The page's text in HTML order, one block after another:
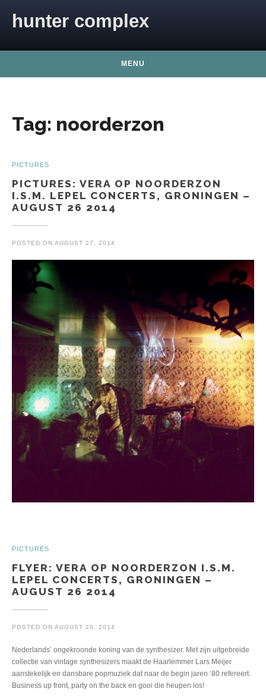
hunter complex
MENU
Tag: noorderzon
PICTURES
PICTURES: VERA OP NOORDERZON
I.S.M. LEPEL CONCERTS, GRONINGEN –
AUGUST 26 2014
POSTED ON AUGUST 27, 2014
PICTURES
FLYER: VERA OP NOORDERZON I.S.M.
LEPEL CONCERTS, GRONINGEN –
AUGUST 26 2014
POSTED ON AUGUST 20, 2014
Nederlands’ ongekroonde koning van de synthesizer. Met zijn uitgebreide
collectie van vintage synthesizers maakt de Haarlemmer Lars Meijer
aanstekelijk en dansbare popmuziek dat naar de begin jaren ‘80 refereert.
Business up front, party on the back en gooi die heupen los!